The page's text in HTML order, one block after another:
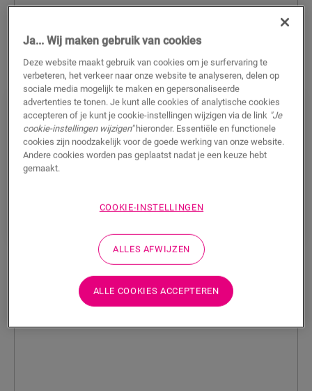
Haal de zomer in huis met zonnige
tinten en Quick-Step
Haal de zomer in huis met zonnige tinten en Quick-
Ja... Wij maken gebruik van cookies
Deze website maakt gebruik van cookies om je surfervaring te
verbeteren, het verkeer naar onze website te analyseren, delen op
sociale media mogelijk te maken en gepersonaliseerde
advertenties te tonen. Je kunt alle cookies of analytische cookies
accepteren of je kunt je cookie-instellingen wijzigen via de link "Je
cookie-instellingen wijzigen"hieronder. Essentiële en functionele
cookies zijn noodzakelijk voor de goede werking van onze website.
Andere cookies worden pas geplaatst nadat je een keuze hebt
gemaakt.
COOKIE-INSTELLINGEN
ALLES AFWIJZEN
ALLE COOKIES ACCEPTEREN